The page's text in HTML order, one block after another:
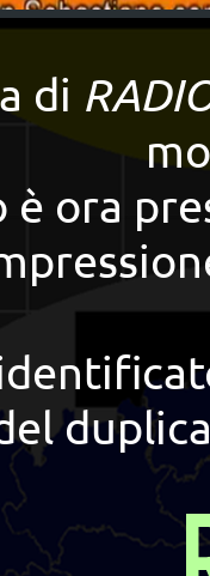
di
è ora